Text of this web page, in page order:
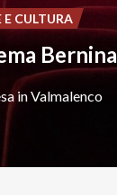
Bernina
inValmalenco
E CULTURA